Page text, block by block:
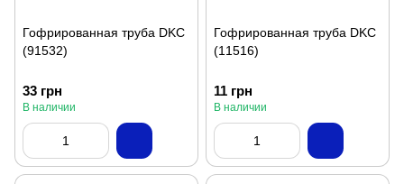
Гофрированная труба DKC
(91532)
33 грн
В наличии
Гофрированная труба DKC
(11516)
11 грн
В наличии